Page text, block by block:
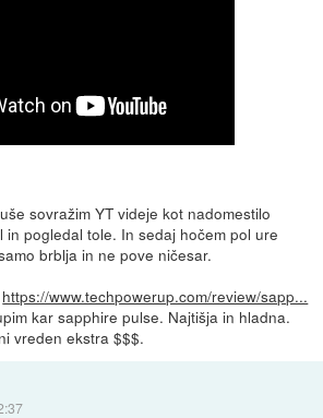
sovražim YT videje kot nadomestilo
in pogledal tole. In sedaj hočem pol ure
brblja in ne pove ničesar.
https://www.techpowerup.com/review/sapp...
kar sapphire pulse. Najtišja in hladna.
vreden ekstra $$$.